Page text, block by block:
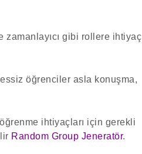
zamanlayıcı gibi rollere ihtiyaç
öğrenciler asla konuşma,
ihtiyaçları için gerekli
Random Group Jeneratör.